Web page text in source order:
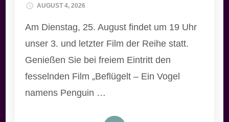
AUGUST 4, 2026
Am Dienstag, 25. August findet um 19 Uhr
unser 3. und letzter Film der Reihe statt.
Genießen Sie bei freiem Eintritt den
fesselnden Film „Beflügelt – Ein Vogel
namens Penguin …